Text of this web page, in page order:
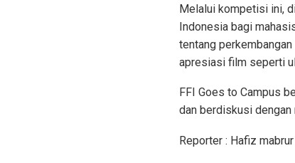
Melalui kompetisi ini,
Indonesia bagi
tentang
apresiasi film seperti
FFI Goes to Campus
dan berdiskusi dengan
Reporter : Hafiz mabrur